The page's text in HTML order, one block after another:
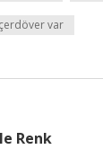
var
Renk